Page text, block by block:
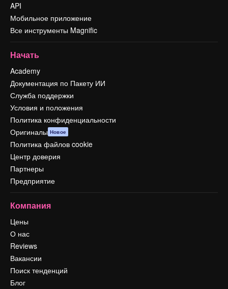
API
Мобильное приложение
Все инструменты Magnific
Начать
Academy
Документация по Пакету ИИ
Служба поддержки
Условия и положения
Политика конфиденциальности
Оригиналы Новое
Политика файлов cookie
Центр доверия
Партнеры
Предприятие
Компания
Цены
О нас
Reviews
Вакансии
Поиск тенденций
Блог